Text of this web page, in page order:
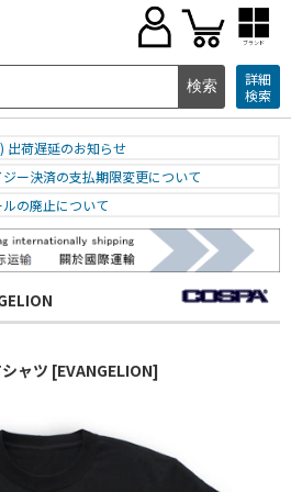
ブランド
詳細
検索
出荷遅延のお知らせ
ー決済の支払期限変更について
の廃止について
ャツ [EVANGELION]